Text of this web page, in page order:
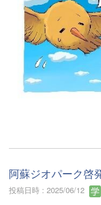
阿蘇ジオパーク啓
投稿日時 : 2025/06/12